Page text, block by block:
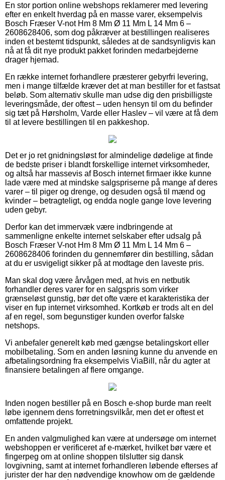
En stor portion online webshops reklamerer med levering
efter en enkelt hverdag på en masse varer, eksempelvis
Bosch Fræser V-not Hm 8 Mm Ø 11 Mm L 14 Mm 6 –
2608628406, som dog påkræver at bestillingen realiseres
inden et bestemt tidspunkt, således at de sandsynligvis kan
nå at få dit nye produkt pakket forinden medarbejderne
drager hjemad.
En række internet forhandlere præsterer gebyrfri levering,
men i mange tilfælde kræver det at man bestiller for et fastsat
beløb. Som alternativ skulle man udse dig den prisbilligste
leveringsmåde, der oftest – uden hensyn til om du befinder
sig tæt på Hørsholm, Varde eller Haslev – vil være at få dem
til at levere bestillingen til en pakkeshop.
Det er jo ret gnidningsløst for almindelige dødelige at finde
de bedste priser i blandt forskellige internet virksomheder,
og altså har massevis af Bosch internet firmaer ikke kunne
lade være med at mindske salgspriserne på mange af deres
varer – til piger og drenge, og desuden også til mænd og
kvinder – betragteligt, og endda nogle gange love levering
uden gebyr.
Derfor kan det immervæk være indbringende at
sammenligne enkelte internet selskaber efter udsalg på
Bosch Fræser V-not Hm 8 Mm Ø 11 Mm L 14 Mm 6 –
2608628406 forinden du gennemfører din bestilling, sådan
at du er usvigeligt sikker på at modtage den laveste pris.
Man skal dog være årvågen med, at hvis en netbutik
forhandler deres varer for en salgspris som virker
grænseløst gunstig, bør det ofte være et karakteristika der
viser en fup internet virksomhed. Kortkøb er trods alt en del
af en regel, som begunstiger kunden overfor falske
netshops.
Vi anbefaler generelt køb med gængse betalingskort eller
mobilbetaling. Som en anden løsning kunne du anvende en
afbetalingsordning fra eksempelvis ViaBill, når du agter at
finansiere betalingen af flere omgange.
Inden nogen bestiller på en Bosch e-shop burde man reelt
løbe igennem dens forretningsvilkår, men det er oftest et
omfattende projekt.
En anden valgmulighed kan være at undersøge om internet
webshoppen er verificeret af e-mærket, hvilket bør være et
fingerpeg om at online shoppen tilslutter sig dansk
lovgivning, samt at internet forhandleren løbende efterses af
jurister der har den nødvendige knowhow om de gældende